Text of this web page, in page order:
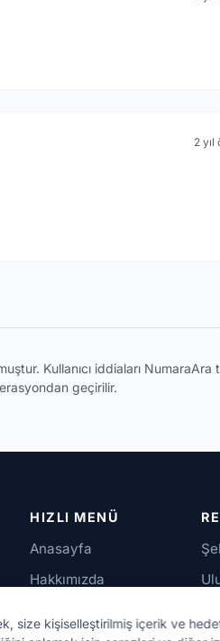
size kişiselleştirilmiş içerik ve
2 yıl
Kullanıcı iddiaları
geçirilir.
HIZLI MENÜ
Anasayfa
Hakkımızda